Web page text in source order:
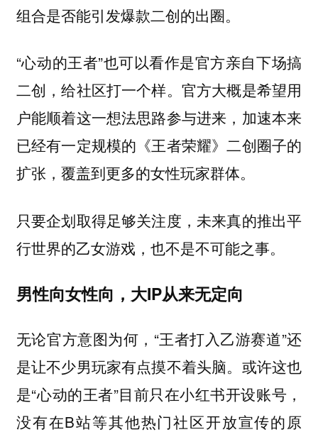
组合是否能引发爆款二创的出圈。
“心动的王者”也可以看作是官方亲自下场搞
二创，给社区打一个样。官方大概是希望用
户能顺着这一想法思路参与进来，加速本来
已经有一定规模的《王者荣耀》二创圈子的
扩张，覆盖到更多的女性玩家群体。
只要企划取得足够关注度，未来真的推出平
行世界的乙女游戏，也不是不可能之事。
男性向女性向，大IP从来无定向
无论官方意图为何，“王者打入乙游赛道”还
是让不少男玩家有点摸不着头脑。或许这也
是“心动的王者”目前只在小红书开设账号，
没有在B站等其他热门社区开放宣传的原